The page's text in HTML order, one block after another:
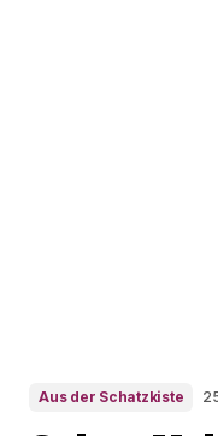
Aus der Schatzkiste